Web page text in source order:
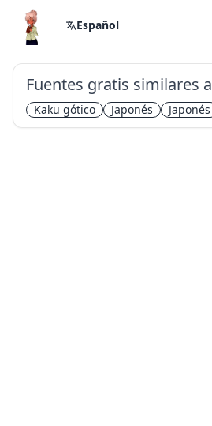
Español
Fuentes gratis similares a
Kaku gótico Japonés Japonés